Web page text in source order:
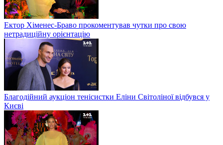
Ектор Хіменес-Браво прокоментував чутки про свою
нетрадиційну орієнтацію
Благодійний аукціон тенісистки Еліни Світоліної відбувся у
Києві